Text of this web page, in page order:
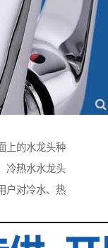
上的水龙头种
冷热水水龙头
户对冷水、热